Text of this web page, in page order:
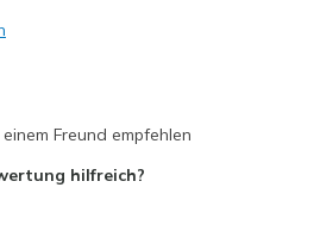
Freund empfehlen
hilfreich?